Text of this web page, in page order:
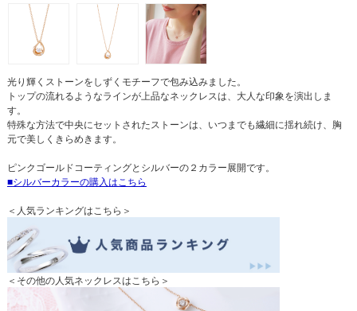
光り輝くストーンをしずくモチーフで包み込みました。
トップの流れるようなラインが上品なネックレスは、大人な印象を演出しま
す。
特殊な方法で中央にセットされたストーンは、いつまでも繊細に揺れ続け、胸
元で美しくきらめきます。
ピンクゴールドコーティングとシルバーの２カラー展開です。
シルバーカラーの購入はこちら
＜人気ランキングはこちら＞
＜その他の人気ネックレスはこちら＞